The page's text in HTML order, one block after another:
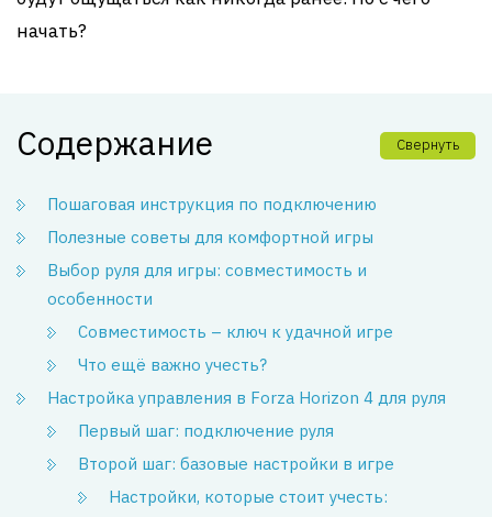
начать?
Содержание Свернуть
Пошаговая инструкция по подключению
Полезные советы для комфортной игры
Выбор руля для игры: совместимость и
особенности
Совместимость – ключ к удачной игре
Что ещё важно учесть?
Настройка управления в Forza Horizon 4 для руля
Первый шаг: подключение руля
Второй шаг: базовые настройки в игре
Настройки, которые стоит учесть: